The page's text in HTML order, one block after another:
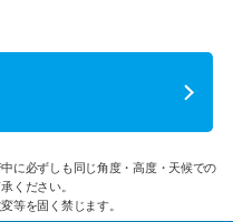
に必ずしも同じ角度・高度・天候での
ください。
等を固く禁じます。